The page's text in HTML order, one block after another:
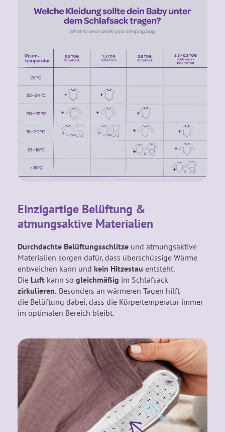
Einzigartige Belüftung &
atmungsaktive Materialien
Durchdachte Belüftungsschlitze und atmungsaktive
Materialien sorgen dafür, dass überschüssige Wärme
entweichen kann und kein Hitzestau entsteht.
Die Luft kann so gleichmäßig im Schlafsack
zirkulieren. Besonders an wärmeren Tagen hilft
die Belüftung dabei, dass die Körpertemperatur immer
im optimalen Bereich bleibt.